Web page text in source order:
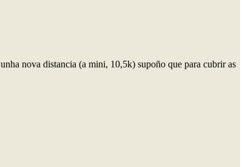
nova distancia (a mini, 10,5k) supoño que para cubrir as